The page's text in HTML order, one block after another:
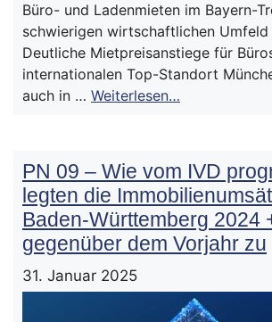
Büro- und Ladenmieten im Bayern-
schwierigen wirtschaftlichen Umfeld
Deutliche Mietpreisanstiege für
internationalen Top-Standort
auch in … Weiterlesen…
PN 09 – Wie vom IVD
legten die
Baden-Württemberg 2024
gegenüber dem Vorjahr zu
31. Januar 2025